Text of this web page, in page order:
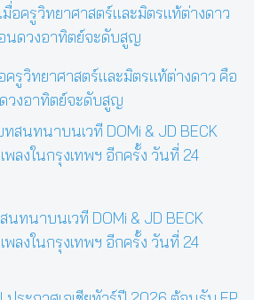
ครูวิทยาศาสตร์และมิตรแท้ต่างดาว คือ
วงอาทิตย์จะดับสูญ
ทนาบนเวที DOMi & JD BECK
ลงในกรุงเทพฯ อีกครั้ง วันที่ 24